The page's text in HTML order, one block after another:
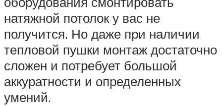
натяжной потолок у вас не
получится. Но даже при наличии
тепловой пушки монтаж достаточно
сложен и потребует большой
аккуратности и определенных
умений.